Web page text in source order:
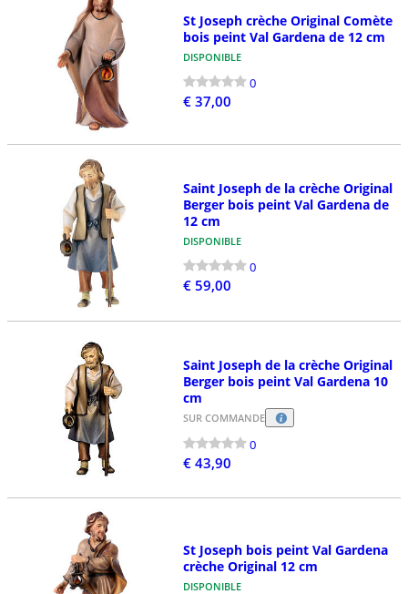
St Joseph crèche Original Comète
bois peint Val Gardena de 12 cm
DISPONIBLE
0
€ 37,00
Saint Joseph de la crèche Original
Berger bois peint Val Gardena de
12 cm
DISPONIBLE
0
€ 59,00
Saint Joseph de la crèche Original
Berger bois peint Val Gardena 10
cm
SUR COMMANDE
0
€ 43,90
St Joseph bois peint Val Gardena
crèche Original 12 cm
DISPONIBLE